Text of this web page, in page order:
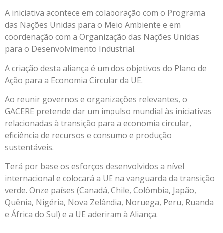
A iniciativa acontece em colaboração com o Programa
das Nações Unidas para o Meio Ambiente e em
coordenação com a Organização das Nações Unidas
para o Desenvolvimento Industrial.
A criação desta aliança é um dos objetivos do Plano de
Ação para a Economia Circularda UE.
Ao reunir governos e organizações relevantes, o
GACERE pretende dar um impulso mundial às iniciativas
relacionadas à transição para a economia circular,
eficiência de recursos e consumo e produção
sustentáveis.
Terá por base os esforços desenvolvidos a nível
internacional e colocará a UE na vanguarda da transição
verde. Onze países (Canadá, Chile, Colômbia, Japão,
Quênia, Nigéria, Nova Zelândia, Noruega, Peru, Ruanda
e África do Sul) e a UE aderiram à Aliança.